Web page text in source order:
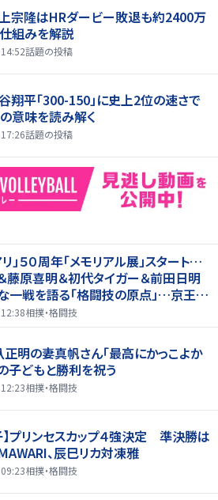
上宗隆はHRダービー敗退も約2400万
組みを解説
話題の投稿
谷翔平「300-150」に史上2位の速さで
意味を読み解く
話題の投稿
」５０周年「メモリアル展」スタート…
藤原喜明＆初代タイガー＆前田日明
一戦を語る「格闘技の原点」…京王プ
３１日まで
相撲・格闘技
明の妻真帆さん「最高にかっこよか
子どもと勝利を祝う
相撲・格闘技
】プリンセスカップ４強決定 準決勝は
、辰巳リカ対凍雅
相撲・格闘技